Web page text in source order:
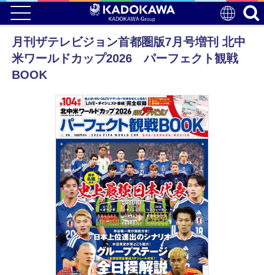
月刊ザテレビジョン首都圏版7月号増刊 北中
米ワールドカップ2026 パーフェクト観戦
BOOK